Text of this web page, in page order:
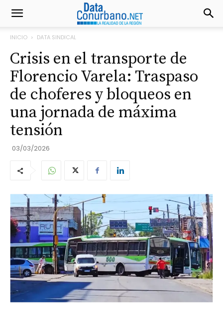
INICIO DATA SINDICAL
Crisis en el transporte de
Florencio Varela: Traspaso
de choferes y bloqueos en
una jornada de máxima
tensión
03/03/2026